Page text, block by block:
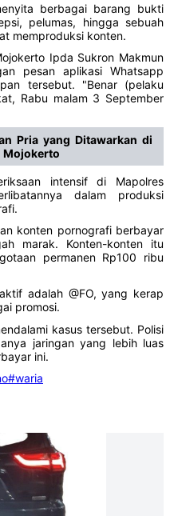
berbagai barang bukti
pelumas, hingga sebuah
memproduksi konten.
Ipda Sukron Makmun
pesan aplikasi Whatsapp
tersebut. "Benar (pelaku
Rabu malam 3 September
Pria yang Ditawarkan di
Mojokerto
intensif di Mapolres
dalam produksi
konten pornografi berbayar
marak. Konten-konten itu
permanen Rp100 ribu
adalah @FO, yang kerap
promosi.
kasus tersebut. Polisi
jaringan yang lebih luas
ini.
#waria